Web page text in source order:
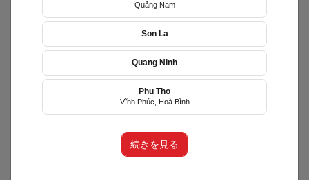
Huyện Diên Khánh, Khánh Hòa
Quảng Nam
Son La
Quang Ninh
Phu Tho
Vĩnh Phúc, Hoà Bình
続きを見る